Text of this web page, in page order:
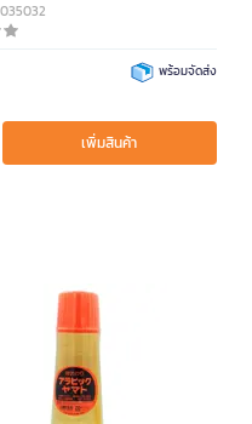
พร้อมจัดส่ง
เพิ่มสินค้า